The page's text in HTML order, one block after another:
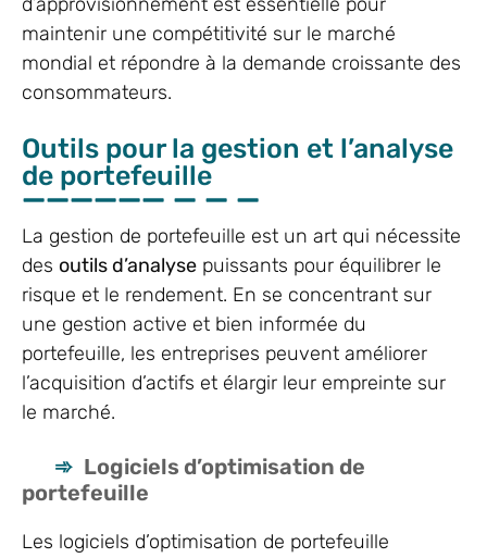
maintenir une compétitivité sur le marché
mondial et répondre à la demande croissante des
consommateurs.
Outils pour la gestion et l’analyse
de portefeuille
La gestion de portefeuille est un art qui nécessite
des outils d’analyse puissants pour équilibrer le
risque et le rendement. En se concentrant sur
une gestion active et bien informée du
portefeuille, les entreprises peuvent améliorer
l’acquisition d’actifs et élargir leur empreinte sur
le marché.
Logiciels d’optimisation de
portefeuille
Les logiciels d’optimisation de portefeuille